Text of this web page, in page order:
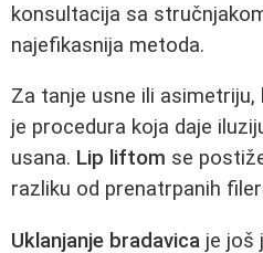
konsultacija sa
najefikasnija metoda.
Za tanje usne ili asimetriju,
je procedura koja daje
usana. Lip liftom se
razliku od prenatrpanih
Uklanjanje bradavica je još